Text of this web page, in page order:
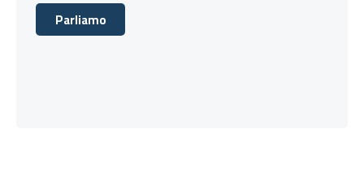
Parliamo
Parliamo